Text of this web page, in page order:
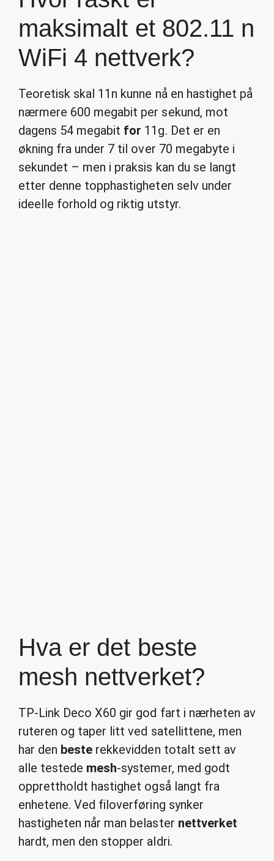
maksimalt et 802.11 n
WiFi 4 nettverk?
Teoretisk skal 11n kunne nå en hastighet på
nærmere 600 megabit per sekund, mot
dagens 54 megabit for 11g. Det er en
økning fra under 7 til over 70 megabyte i
sekundet – men i praksis kan du se langt
etter denne topphastigheten selv under
ideelle forhold og riktig utstyr.
Hva er det beste
mesh nettverket?
TP-Link Deco X60 gir god fart i nærheten av
ruteren og taper litt ved satellittene, men
har den beste rekkevidden totalt sett av
alle testede mesh-systemer, med godt
opprettholdt hastighet også langt fra
enhetene. Ved filoverføring synker
hastigheten når man belaster nettverket
hardt, men den stopper aldri.